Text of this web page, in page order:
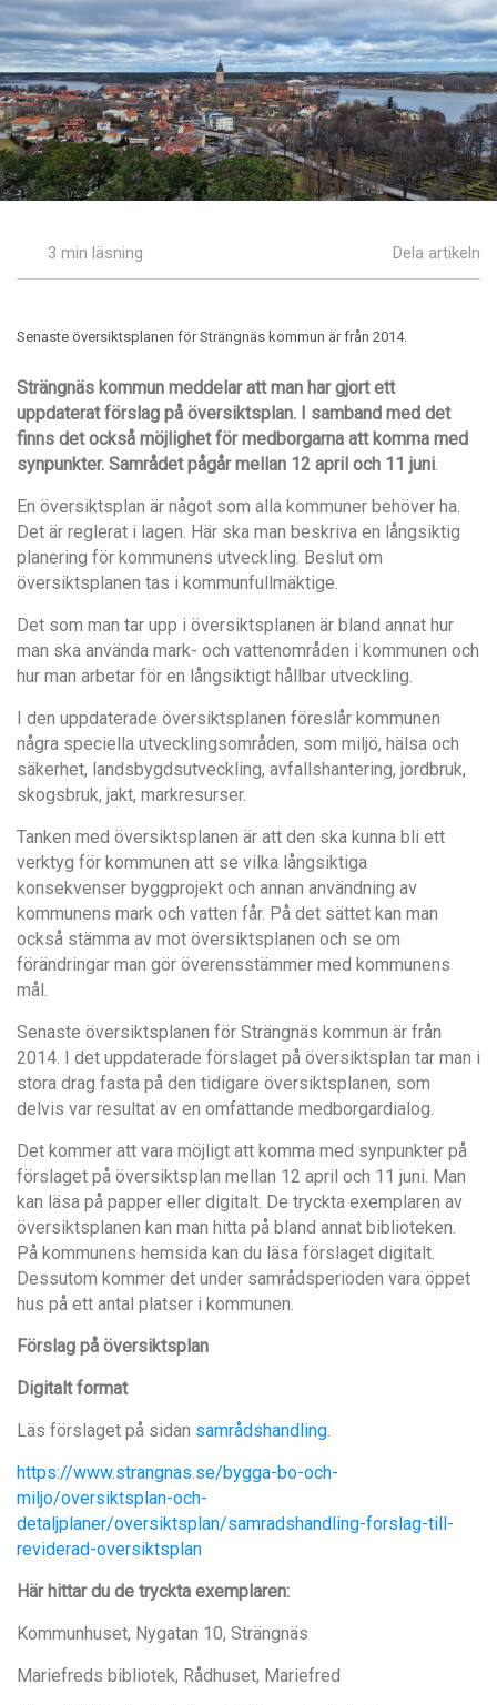
3 min läsning Dela artikeln
Senaste översiktsplanen för Strängnäs kommun är från 2014.
Strängnäs kommun meddelar att man har gjort ett
uppdaterat förslag på översiktsplan. I samband med det
finns det också möjlighet för medborgarna att komma med
synpunkter. Samrådet pågår mellan 12 april och 11 juni
En översiktsplan är något som alla kommuner behöver ha.
Det är reglerat i lagen. Här ska man beskriva en långsiktig
planering för kommunens utveckling. Beslut om
översiktsplanen tas i kommunfullmäktige.
Det som man tar upp i översiktsplanen är bland annat hur
man ska använda mark- och vattenområden i kommunen och
hur man arbetar för en långsiktigt hållbar utveckling.
I den uppdaterade översiktsplanen föreslår kommunen
några speciella utvecklingsområden, som miljö, hälsa och
säkerhet, landsbygdsutveckling, avfallshantering, jordbruk,
skogsbruk, jakt, markresurser.
Tanken med översiktsplanen är att den ska kunna bli ett
verktyg för kommunen att se vilka långsiktiga
konsekvenser byggprojekt och annan användning av
kommunens mark och vatten får. På det sättet kan man
också stämma av mot översiktsplanen och se om
förändringar man gör överensstämmer med kommunens
mål.
Senaste översiktsplanen för Strängnäs kommun är från
2014. I det uppdaterade förslaget på översiktsplan tar man i
stora drag fasta på den tidigare översiktsplanen, som
delvis var resultat av en omfattande medborgardialog.
Det kommer att vara möjligt att komma med synpunkter på
förslaget på översiktsplan mellan 12 april och 11 juni. Man
kan läsa på papper eller digitalt. De tryckta exemplaren av
översiktsplanen kan man hitta på bland annat biblioteken.
På kommunens hemsida kan du läsa förslaget digitalt.
Dessutom kommer det under samrådsperioden vara öppet
hus på ett antal platser i kommunen.
Förslag på översiktsplan
Digitalt format
Läs förslaget på sidan samrådshandling
https://www.strangnas.se/bygga-bo-och-
miljo/oversiktsplan-och-
detaljplaner/oversiktsplan/samradshandling-forslag-till-
reviderad-oversiktsplan
Här hittar du de tryckta exemplaren:
Kommunhuset, Nygatan 10, Strängnäs
Mariefreds bibliotek, Rådhuset, Mariefred